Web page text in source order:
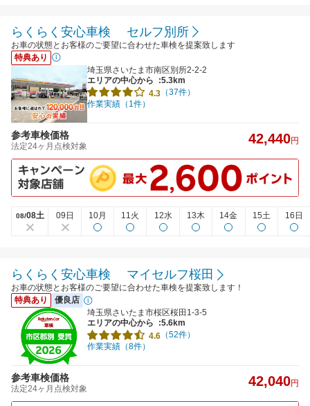
らくらく安心車検 セルフ別所
お車の状態とお客様のご要望に合わせた車検を提案致します
特典あり
埼玉県さいたま市南区別所2-2-2
エリアの中心から
:5.3km
4.3 （37件）
作業実績（1件）
参考車検価格
法定24ヶ月点検対象 42,440円
08/08土 09日 10月 11火 12水 13木 14金 15土 16日
らくらく安心車検 マイセルフ桜田
お車の状態とお客様のご要望に合わせた車検を提案致します！
特典あり
優良店
埼玉県さいたま市桜区桜田1-3-5
エリアの中心から
:5.6km
4.6 （52件）
作業実績（8件）
参考車検価格
法定24ヶ月点検対象 42,040円